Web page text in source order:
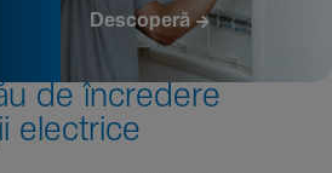
Descoperă
de încre­dere
electrice